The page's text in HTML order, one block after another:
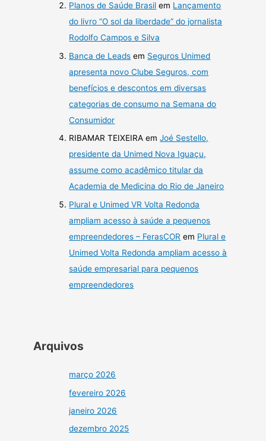
Planos de Saúde Brasil em Lançamento
do livro “O sol da liberdade” do jornalista
Rodolfo Campos e Silva
Banca de Leads em Seguros Unimed
apresenta novo Clube Seguros, com
benefícios e descontos em diversas
categorias de consumo na Semana do
Consumidor
RIBAMAR TEIXEIRA emJoé Sestello,
presidente da Unimed Nova Iguaçu,
assume como acadêmico titular da
Academia de Medicina do Rio de Janeiro
Plural e Unimed VR Volta Redonda
ampliam acesso à saúde a pequenos
empreendedores – FerasCOR em Plural e
Unimed Volta Redonda ampliam acesso à
saúde empresarial para pequenos
empreendedores
Arquivos
março 2026
fevereiro 2026
janeiro 2026
dezembro 2025